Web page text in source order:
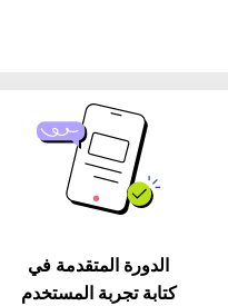
الدورة المتقدمة في
كتابة تجربة المستخدم